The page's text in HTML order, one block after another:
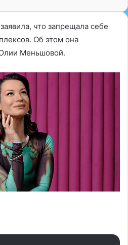
что запрещала себе
Об этом она
Меньшовой.